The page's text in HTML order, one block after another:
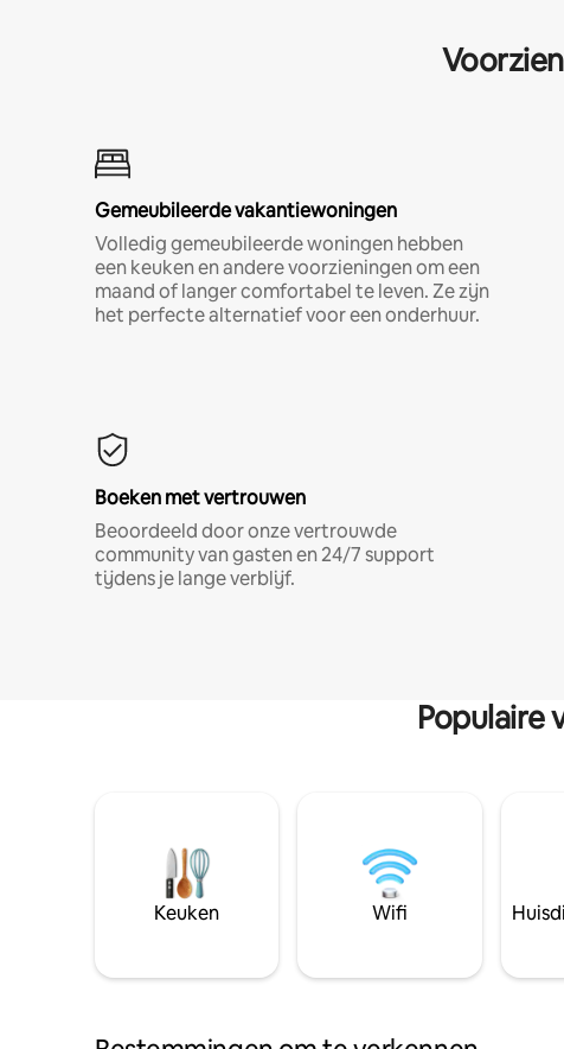
Gemeubileerde vakantiewoningen
Volledig gemeubileerde woningen hebben
een keuken en andere voorzieningen om een
maand of langer comfortabel te leven. Ze zijn
het perfecte alternatief voor een onderhuur.
Boeken met vertrouwen
Beoordeeld door onze vertrouwde
community van gasten en 24/7 support
tijdens je lange verblijf.
Populaire
Keuken Wifi